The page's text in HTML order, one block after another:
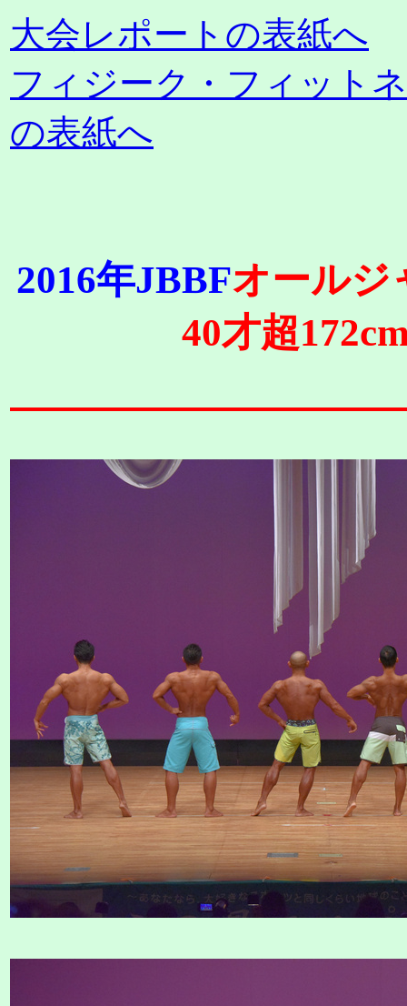
大会レポートの表紙へ
フィジーク・フィット
の表紙へ
2016年JBBFオール
40才超